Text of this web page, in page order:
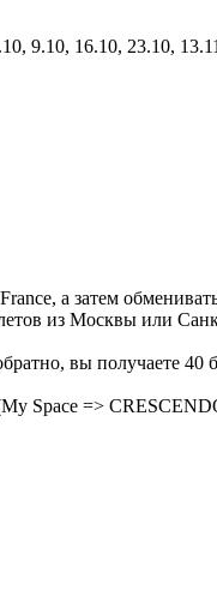
9.10, 16.10, 23.10,
а затем
из Москвы или
вы получаете 40
Space =>